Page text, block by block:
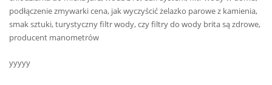
podłączenie zmywarki cena, jak wyczyścić żelazko parowe z kamienia,
smak sztuki, turystyczny filtr wody, czy filtry do wody brita są zdrowe,
producent manometrów
yyyyy